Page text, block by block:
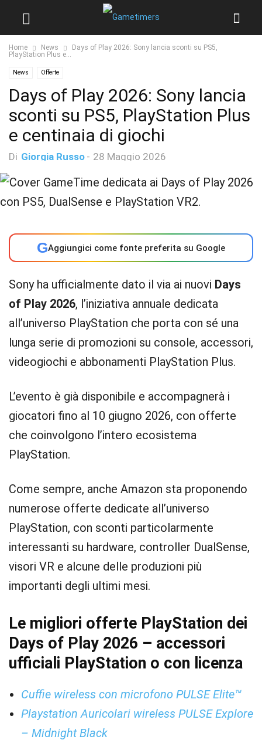
Home News
Days of Play 2026: Sony lancia sconti su PS5,
PlayStation Plus e...
News Offerte
Days of Play 2026: Sony lancia
sconti su PS5, PlayStation Plus
e centinaia di giochi
Di Giorgia Russo - 28 Maggio 2026
GAggiungici come fonte preferita su Google
Sony ha ufficialmente dato il via ai nuovi Days
of Play 2026, l’iniziativa annuale dedicata
all’universo PlayStation che porta con sé una
lunga serie di promozioni su console, accessori,
videogiochi e abbonamenti PlayStation Plus.
L’evento è già disponibile e accompagnerà i
giocatori fino al 10 giugno 2026, con offerte
che coinvolgono l’intero ecosistema
PlayStation.
Come sempre, anche Amazon sta proponendo
numerose offerte dedicate all’universo
PlayStation, con sconti particolarmente
interessanti su hardware, controller DualSense,
visori VR e alcune delle produzioni più
importanti degli ultimi mesi.
Le migliori offerte PlayStation dei
Days of Play 2026 – accessori
ufficiali PlayStation o con licenza
Cuffie wireless con microfono PULSE Elite™
Playstation Auricolari wireless PULSE Explore
– Midnight Black